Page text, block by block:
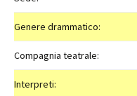
Genere drammatico:
Compagnia teatrale:
Interpreti: